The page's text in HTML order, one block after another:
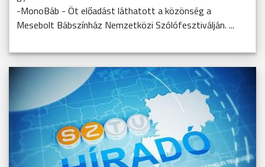
-MonoBáb - Öt előadást láthatott a közönség a
Mesebolt Bábszínház Nemzetközi Szólófesztiválján. ...